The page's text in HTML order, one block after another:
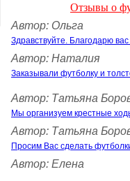
Отзывы о
Автор: Ольга
Здравствуйте. Благодарю
Автор: Наталия
Заказывали футболку и
Автор: Татьяна
Мы организуем крестные
Автор: Татьяна
Просим Вас сделать
Автор: Елена